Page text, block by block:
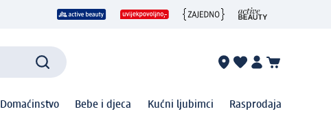
Domaćinstvo Bebe i djeca Kućni ljubimci Rasprodaja